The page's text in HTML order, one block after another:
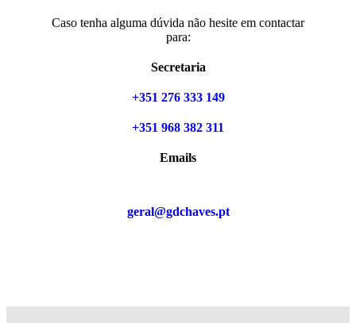
Caso tenha alguma dúvida não hesite em contactar
para:
Secretaria
+351 276 333 149
+351 968 382 311
Emails
geral@gdchaves.pt